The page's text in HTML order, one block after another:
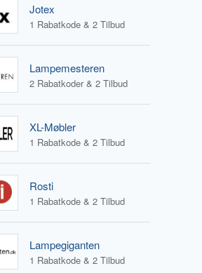
Jotex
1 Rabatkode & 2 Tilbud
Lampemesteren
2 Rabatkoder & 2 Tilbud
XL-Møbler
1 Rabatkode & 2 Tilbud
Rosti
1 Rabatkode & 2 Tilbud
Lampegiganten
1 Rabatkode & 2 Tilbud